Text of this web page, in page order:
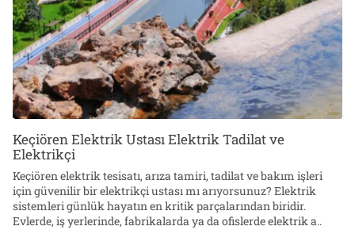
Keçiören Elektrik Ustası Elektrik Tadilat ve
Elektrikçi
Keçiören elektrik tesisatı, arıza tamiri, tadilat ve bakım işleri
için güvenilir bir elektrikçi ustası mı arıyorsunuz? Elektrik
sistemleri günlük hayatın en kritik parçalarından biridir.
Evlerde, iş yerlerinde, fabrikalarda ya da ofislerde elektrik a..